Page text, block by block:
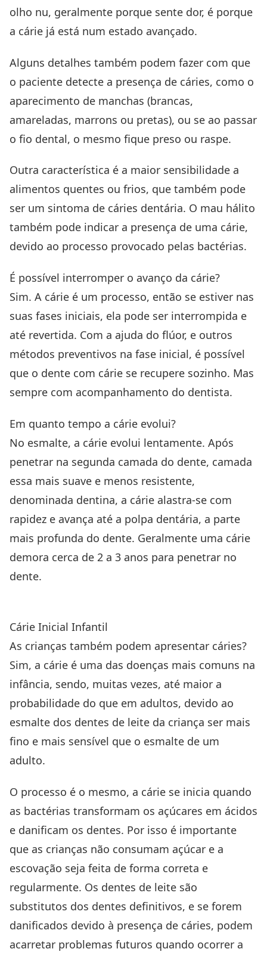
olho nu, geralmente porque sente dor, é porque
a cárie já está num estado avançado.
Alguns detalhes também podem fazer com que
o paciente detecte a presença de cáries, como o
aparecimento de manchas (brancas,
amareladas, marrons ou pretas), ou se ao passar
o fio dental, o mesmo fique preso ou raspe.
Outra característica é a maior sensibilidade a
alimentos quentes ou frios, que também pode
ser um sintoma de cáries dentária. O mau hálito
também pode indicar a presença de uma cárie,
devido ao processo provocado pelas bactérias.
É possível interromper o avanço da cárie?
Sim. A cárie é um processo, então se estiver nas
suas fases iniciais, ela pode ser interrompida e
até revertida. Com a ajuda do flúor, e outros
métodos preventivos na fase inicial, é possível
que o dente com cárie se recupere sozinho. Mas
sempre com acompanhamento do dentista.
Em quanto tempo a cárie evolui?
No esmalte, a cárie evolui lentamente. Após
penetrar na segunda camada do dente, camada
essa mais suave e menos resistente,
denominada dentina, a cárie alastra-se com
rapidez e avança até a polpa dentária, a parte
mais profunda do dente. Geralmente uma cárie
demora cerca de 2 a 3 anos para penetrar no
dente.
Cárie Inicial Infantil
As crianças também podem apresentar cáries?
Sim, a cárie é uma das doenças mais comuns na
infância, sendo, muitas vezes, até maior a
probabilidade do que em adultos, devido ao
esmalte dos dentes de leite da criança ser mais
fino e mais sensível que o esmalte de um
adulto.
O processo é o mesmo, a cárie se inicia quando
as bactérias transformam os açúcares em ácidos
e danificam os dentes. Por isso é importante
que as crianças não consumam açúcar e a
escovação seja feita de forma correta e
regularmente. Os dentes de leite são
substitutos dos dentes definitivos, e se forem
danificados devido à presença de cáries, podem
acarretar problemas futuros quando ocorrer a